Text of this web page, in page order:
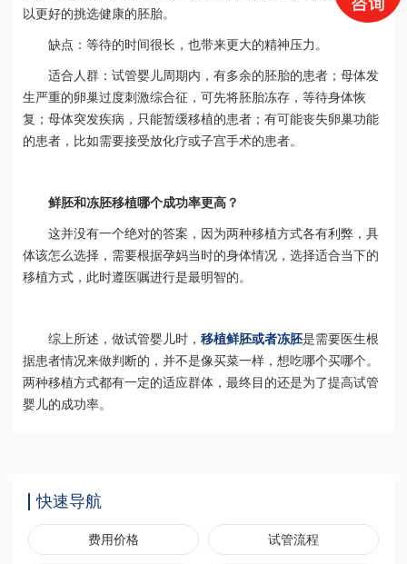
以更好的挑选健康的胚胎。
缺点：等待的时间很长，也带来更大的精神压力。
适合人群：试管婴儿周期内，有多余的胚胎的患者；母体发
生严重的卵巢过度刺激综合征，可先将胚胎冻存，等待身体恢
复；母体突发疾病，只能暂缓移植的患者；有可能丧失卵巢功能
的患者，比如需要接受放化疗或子宫手术的患者。
鲜胚和冻胚移植哪个成功率更高？
这并没有一个绝对的答案，因为两种移植方式各有利弊，具
体该怎么选择，需要根据孕妈当时的身体情况，选择适合当下的
移植方式，此时遵医嘱进行是最明智的。
综上所述，做试管婴儿时， 移植鲜胚或者冻胚是需要医生根
据患者情况来做判断的，并不是像买菜一样，想吃哪个买哪个。
两种移植方式都有一定的适应群体，最终目的还是为了提高试管
婴儿的成功率。
快速导航
费用价格 试管流程